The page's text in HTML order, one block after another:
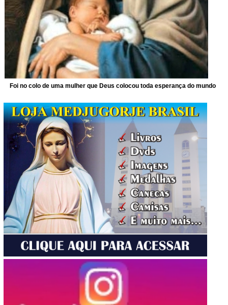
Foi no colo de uma mulher que Deus colocou toda esperança do mundo